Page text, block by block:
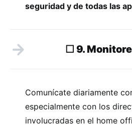
seguridad y de todas las
☐ 9.
Comunícate diariamente
especialmente con los
involucradas en el home